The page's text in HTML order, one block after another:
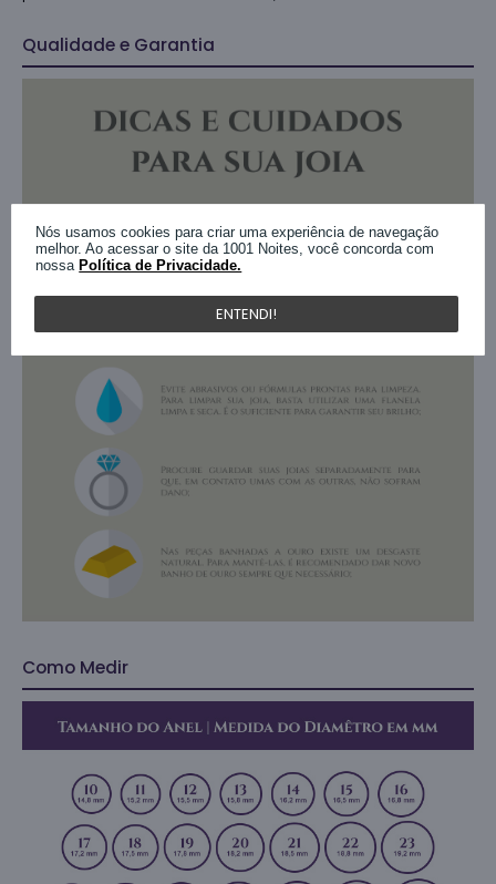
Qualidade e Garantia
Como Medir
Nós usamos cookies para criar uma experiência de navegação
melhor. Ao acessar o site da 1001 Noites, você concorda com
nossa Política de Privacidade.
ENTENDI!